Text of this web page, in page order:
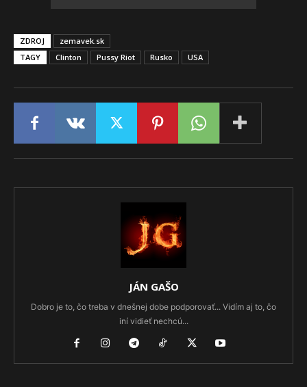
ZDROJ
zemavek.sk
TAGY
Clinton Pussy Riot Rusko USA
JÁN GAŠO
Dobro je to, čo treba v dnešnej dobe podporovať... Vidím aj to, čo
iní vidieť nechcú...